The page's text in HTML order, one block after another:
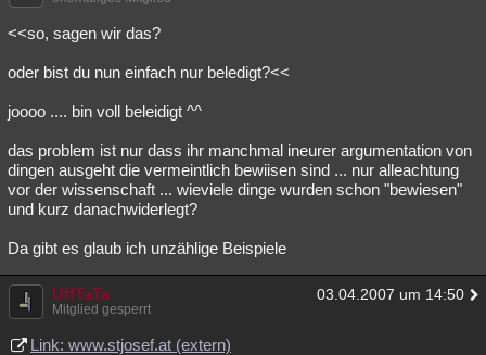
<<so, sagen wir das?
oder bist du nun einfach nur beledigt?<<
joooo .... bin voll beleidigt ^^
das problem ist nur dass ihr manchmal ineurer argumentation von
dingen ausgeht die vermeintlich bewiisen sind ... nur alleachtung
vor der wissenschaft ... wieviele dinge wurden schon "bewiesen"
und kurz danachwiderlegt?
Da gibt es glaub ich unzählige Beispiele
UffTaTa 03.04.2007 um 14:50
Mitglied gesperrt
Link: www.stjosef.at (extern)